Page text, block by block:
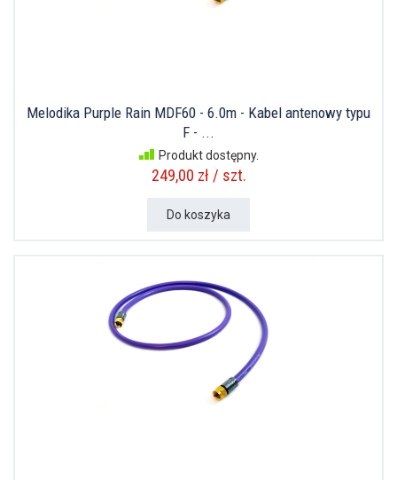
Melodika Purple Rain MDF60 - 6.0m - Kabel antenowy typu
F - ...
Produkt dostępny.
249,00 zł / szt.
Do koszyka